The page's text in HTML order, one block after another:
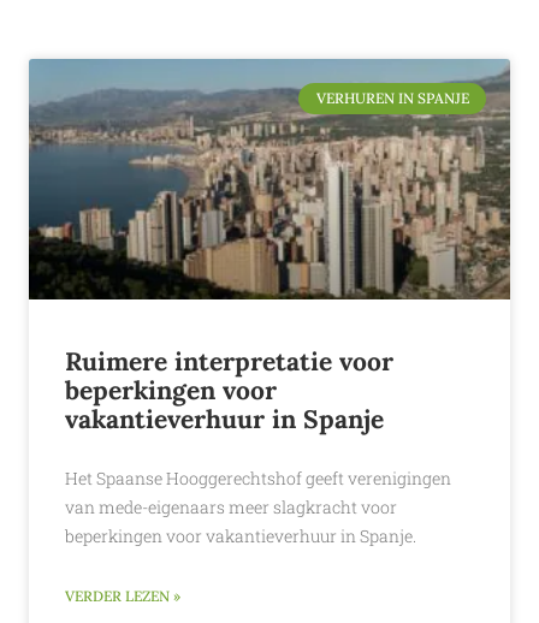
VERHUREN IN SPANJE
Ruimere interpretatie voor
beperkingen voor
vakantieverhuur in Spanje
Het Spaanse Hooggerechtshof geeft verenigingen
van mede-eigenaars meer slagkracht voor
beperkingen voor vakantieverhuur in Spanje.
VERDER LEZEN »